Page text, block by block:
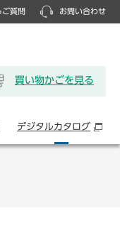
ご質問 お問い合わせ
買い物かごを見る
デジタルカタログ